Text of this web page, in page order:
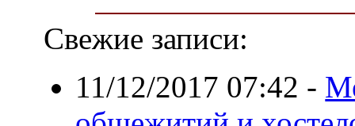
Свежие записи:
11/12/2017 07:42 -